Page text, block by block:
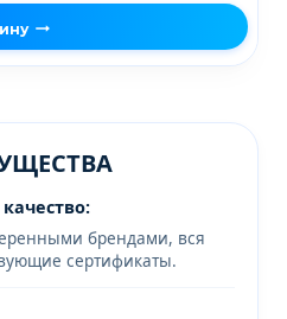
брендами, вся
сертификаты.